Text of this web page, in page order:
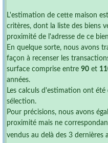
L'estimation de cette maison
critères, dont la liste des biens
proximité de l'adresse de ce
En quelque sorte, nous avons
façon à recenser les
surface comprise entre 90 et
années.
Les calculs d'estimation ont
sélection.
Pour précisions, nous avons
proximité mais ne
vendus au delà des 3 dernières